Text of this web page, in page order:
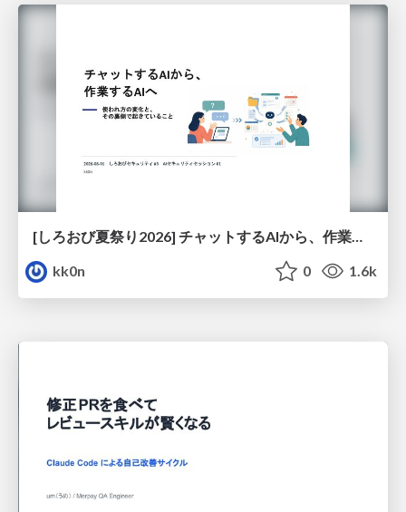
[しろおび夏祭り2026] チャットするAIから、作業するAIへ - 使われ方の変化と、その裏側で起きていること
kk0n
0 1.6k